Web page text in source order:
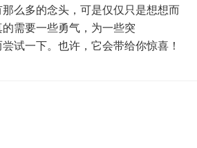
么多的念头，可是仅仅只是想想而
需要一些勇气，为一些突
试一下。也许，它会带给你惊喜！